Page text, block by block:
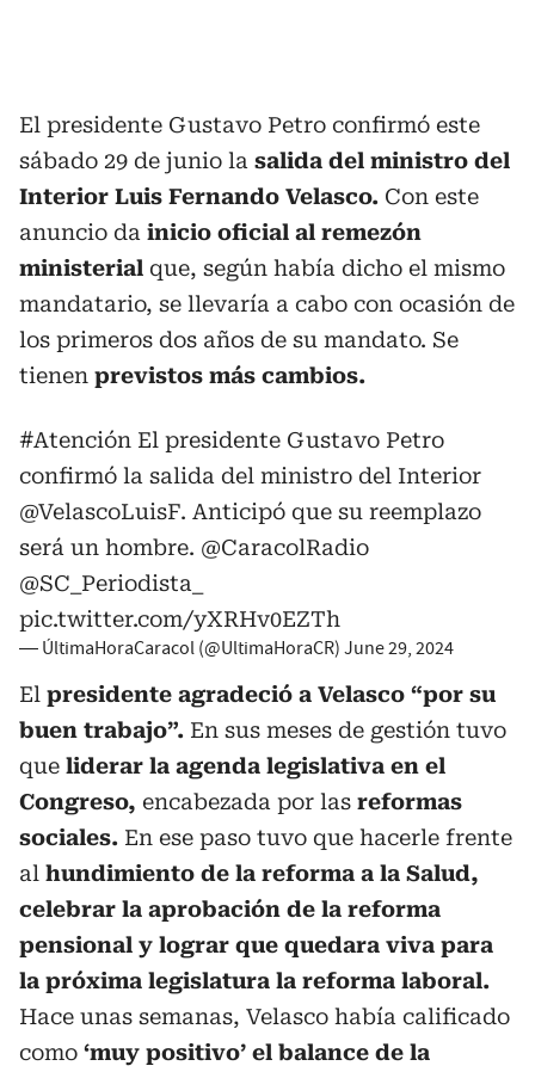
El presidente Gustavo Petro confirmó este
sábado 29 de junio la salida del ministro del
Interior Luis Fernando Velasco. Con este
anuncio da inicio oficial al remezón
ministerial que, según había dicho el mismo
mandatario, se llevaría a cabo con ocasión de
los primeros dos años de su mandato. Se
tienen previstos más cambios.
#Atención El presidente Gustavo Petro
confirmó la salida del ministro del Interior
@VelascoLuisF. Anticipó que su reemplazo
será un hombre. @CaracolRadio
@SC_Periodista_
pic.twitter.com/yXRHv0EZTh
— ÚltimaHoraCaracol (@UltimaHoraCR) June 29, 2024
El presidente agradeció a Velasco “por su
buen trabajo”. En sus meses de gestión tuvo
que liderar la agenda legislativa en el
Congreso, encabezada por las reformas
sociales. En ese paso tuvo que hacerle frente
al hundimiento de la reforma a la Salud,
celebrar la aprobación de la reforma
pensional y lograr que quedara viva para
la próxima legislatura la reforma laboral.
Hace unas semanas, Velasco había calificado
como ‘muy positivo’ el balance de la